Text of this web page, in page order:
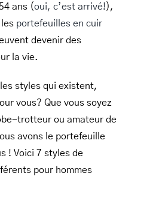
CASE
SALE
ans (oui, c’est arrivé!),
portefeuilles en cuir
devenir des
la vie.
styles qui existent,
vous? Que vous soyez
trotteur ou amateur de
avons le portefeuille
! Voici 7 styles de
pour hommes